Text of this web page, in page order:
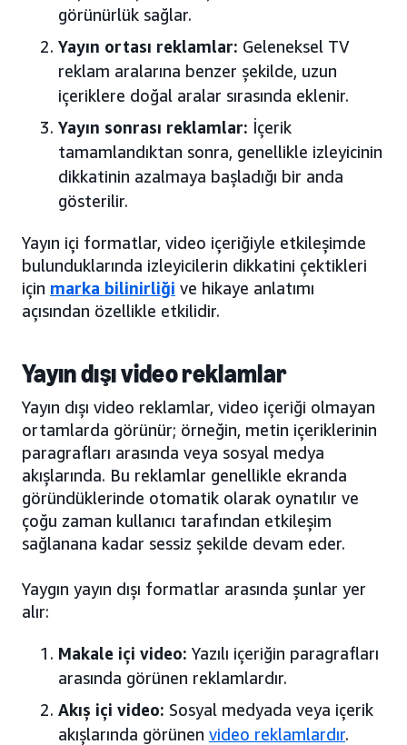
görünürlük sağlar.
Yayın ortası reklamlar: Geleneksel TV
reklam aralarına benzer şekilde, uzun
içeriklere doğal aralar sırasında eklenir.
Yayın sonrası reklamlar: İçerik
tamamlandıktan sonra, genellikle izleyicinin
dikkatinin azalmaya başladığı bir anda
gösterilir.
Yayın içi formatlar, video içeriğiyle etkileşimde
bulunduklarında izleyicilerin dikkatini çektikleri
için marka bilinirliği ve hikaye anlatımı
açısından özellikle etkilidir.
Yayın dışı video reklamlar
Yayın dışı video reklamlar, video içeriği olmayan
ortamlarda görünür; örneğin, metin içeriklerinin
paragrafları arasında veya sosyal medya
akışlarında. Bu reklamlar genellikle ekranda
göründüklerinde otomatik olarak oynatılır ve
çoğu zaman kullanıcı tarafından etkileşim
sağlanana kadar sessiz şekilde devam eder.
Yaygın yayın dışı formatlar arasında şunlar yer
alır:
Makale içi video: Yazılı içeriğin paragrafları
arasında görünen reklamlardır.
Akış içi video: Sosyal medyada veya içerik
akışlarında görünen video reklamlardır.